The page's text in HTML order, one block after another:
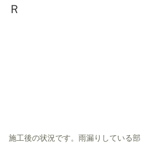
Ｒ
施工後の状況です。雨漏りしている部